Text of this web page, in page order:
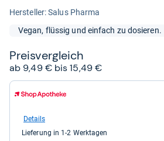
Her­stel­ler: Salus Pharma
Vegan, flüssig und einfach zu dosieren.
Preis­ver­gleich
ab 9,49 € bis 15,49 €
zum
Shop:
Shop
DE
Details
Lieferung in 1-2 Werktagen